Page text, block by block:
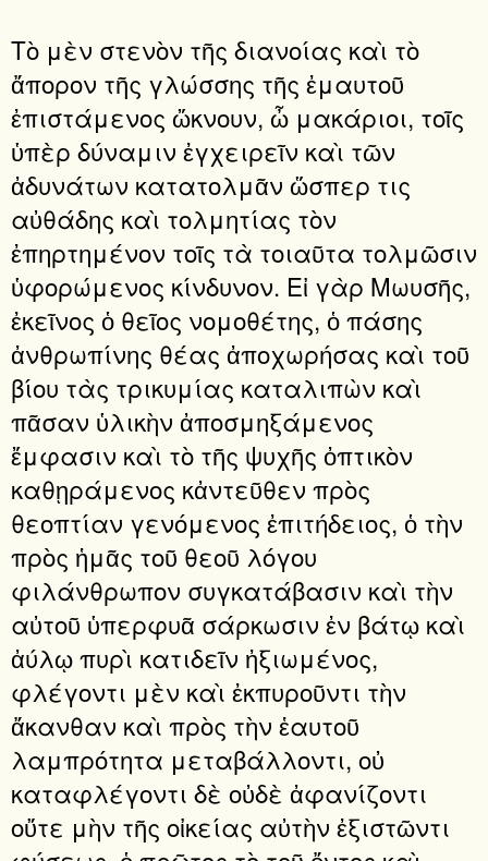
Τὸ μὲν στενὸν τῆς διανοίας καὶ τὸ
ἄπορον τῆς γλώσσης τῆς ἐμαυτοῦ
ἐπιστάμενος ὤκνουν, ὦ μακάριοι, τοῖς
ὑπὲρ δύναμιν ἐγχειρεῖν καὶ τῶν
ἀδυνάτων κατατολμᾶν ὥσπερ τις
αὐθάδης καὶ τολμητίας τὸν
ἐπηρτημένον τοῖς τὰ τοιαῦτα τολμῶσιν
ὑφορώμενος κίνδυνον. Εἰ γὰρ Μωυσῆς,
ἐκεῖνος ὁ θεῖος νομοθέτης, ὁ πάσης
ἀνθρωπίνης θέας ἀποχωρήσας καὶ τοῦ
βίου τὰς τρικυμίας καταλιπὼν καὶ
πᾶσαν ὑλικὴν ἀποσμηξάμενος
ἔμφασιν καὶ τὸ τῆς ψυχῆς ὀπτικὸν
καθῃράμενος κἀντεῦθεν πρὸς
θεοπτίαν γενόμενος ἐπιτήδειος, ὁ τὴν
πρὸς ἡμᾶς τοῦ θεοῦ λόγου
φιλάνθρωπον συγκατάβασιν καὶ τὴν
αὐτοῦ ὑπερφυᾶ σάρκωσιν ἐν βάτῳ καὶ
ἀύλῳ πυρὶ κατιδεῖν ἠξιωμένος,
φλέγοντι μὲν καὶ ἐκπυροῦντι τὴν
ἄκανθαν καὶ πρὸς τὴν ἑαυτοῦ
λαμπρότητα μεταβάλλοντι, οὐ
καταφλέγοντι δὲ οὐδὲ ἀφανίζοντι
οὔτε μὴν τῆς οἰκείας αὐτὴν ἐξιστῶντι